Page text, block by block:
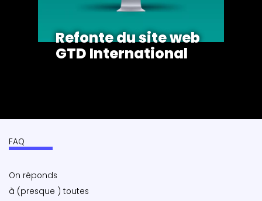
Refonte du site web
GTD International
FAQ
On réponds
à (presque ) toutes